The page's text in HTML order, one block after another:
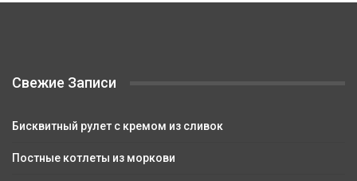
Свежие Записи
Бисквитный рулет с кремом из сливок
Постные котлеты из моркови